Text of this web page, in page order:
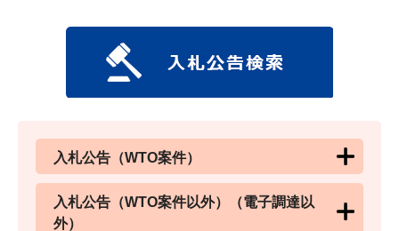
入札公告（WTO案件）
入札公告（WTO案件以外）（電子調達以
外）